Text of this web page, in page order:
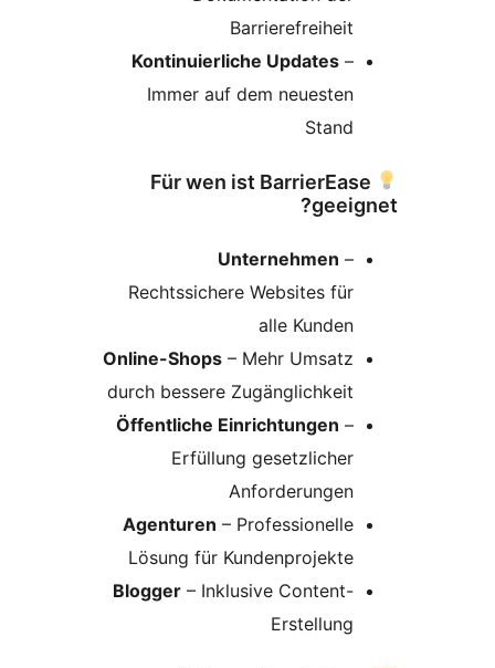
Kontinuierliche Updates
Immer auf dem neuesten
Für wen ist
Unternehmen
Rechtssichere Websites für
Online-Shops
– Mehr Umsatz
durch bessere Zugänglichkeit
Öffentliche Einrichtungen
Erfüllung gesetzlicher
Agenturen – Professionelle
Lösung für Kundenprojekte
Blogger– Inklusive Content-